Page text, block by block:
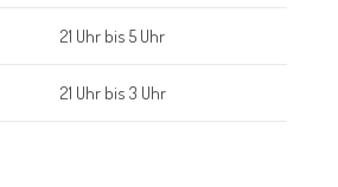
21 Uhr bis 5 Uhr
21 Uhr bis 3 Uhr